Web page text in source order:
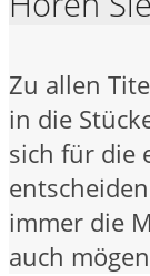
Zu allen
in die
sich für die
immer die
auch